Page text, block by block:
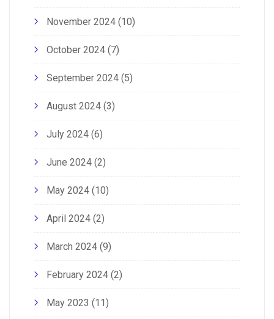
November 2024 (10)
October 2024 (7)
September 2024 (5)
August 2024 (3)
July 2024 (6)
June 2024 (2)
May 2024 (10)
April 2024 (2)
March 2024 (9)
February 2024 (2)
May 2023 (11)